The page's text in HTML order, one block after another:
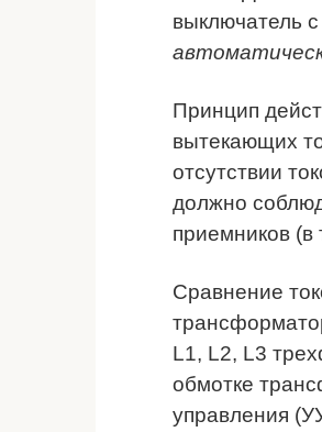
выключатель
Принцип
вытекающих
отсутствии
должно
приемников (в
Сравнение
L1, L2, L3
обмотке
управления